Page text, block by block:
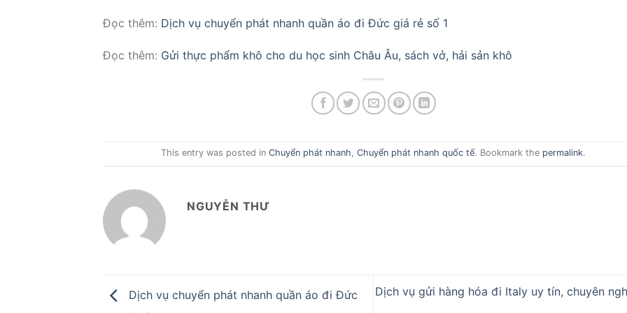
Đọc thêm: Dịch vụ chuyển phát nhanh quần áo đi Đức giá rẻ số 1
Đọc thêm: Gửi thực phẩm khô cho du học sinh Châu Âu, sách vở, hải sản khô
This entry was posted in Chuyển phát nhanh, Chuyển phát nhanh quốc tế. Bookmark the permalink.
NGUYỄN THƯ
Dịch vụ chuyển phát nhanh quần áo đi Đức
Dịch vụ gửi hàng hóa đi Italy uy tín, chuyên